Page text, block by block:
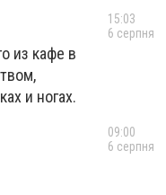
из кафе в
и ногах.
15:03
6 серпня
09:00
6 серпня